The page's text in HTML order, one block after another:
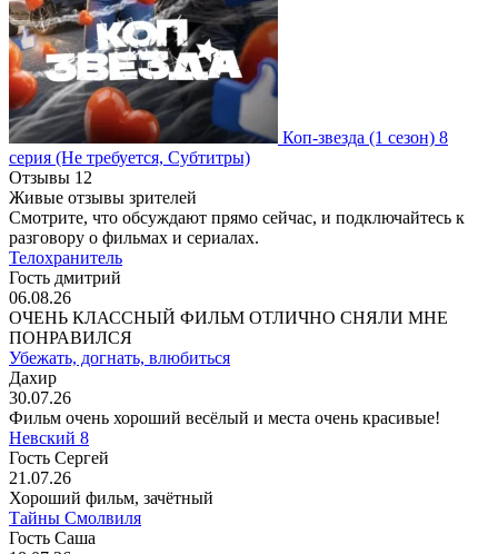
Коп-звезда (1 сезон) 8
серия (Не требуется, Субтитры)
Отзывы 12
Живые отзывы зрителей
Смотрите, что обсуждают прямо сейчас, и подключайтесь к
разговору о фильмах и сериалах.
Телохранитель
Гость дмитрий
06.08.26
ОЧЕНЬ КЛАССНЫЙ ФИЛЬМ ОТЛИЧНО СНЯЛИ МНЕ
ПОНРАВИЛСЯ
Убежать, догнать, влюбиться
Дахир
30.07.26
Фильм очень хороший весёлый и места очень красивые!
Невский 8
Гость Сергей
21.07.26
Хороший фильм, зачётный
Тайны Смолвиля
Гость Саша